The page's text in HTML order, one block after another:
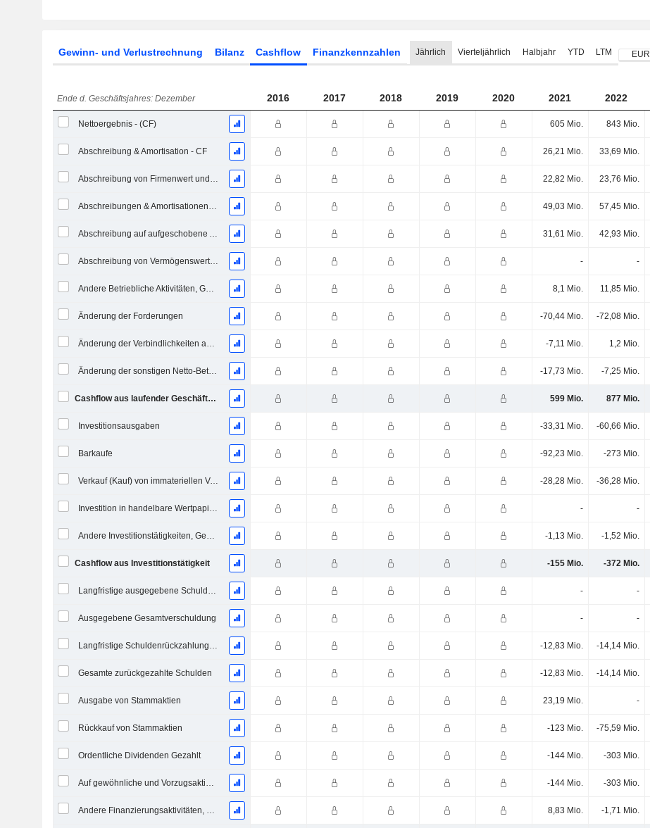
Gewinn- und Verlustrechnung Bilanz Cashflow Finanzkennzahlen Jährlich Vierteljährlich Halbjahr YTD LTM EUR
Ende d. Geschäftsjahres: Dezember 2016 2017 2018 2019 2020 2021 2022
Nettoergebnis - (CF) 605 Mio. 843 Mio.
Abschreibung & Amortisation - CF 26,21 Mio. 33,69 Mio.
Abschreibung von Firmenwert und immateriellen Vermögenswerten - (CF) - (Modellspezifisch) 22,82 Mio. 23,76 Mio.
Abschreibungen & Amortisationen, Gesamt - CF 49,03 Mio. 57,45 Mio.
Abschreibung auf aufgeschobene Aufwendungen, Gesamt - (CF) 31,61 Mio. 42,93 Mio.
Abschreibung von Vermögenswerten & Restrukturierungskosten - -
Andere Betriebliche Aktivitäten, Gesamt 8,1 Mio. 11,85 Mio.
Änderung der Forderungen -70,44 Mio. -72,08 Mio.
Änderung der Verbindlichkeiten aus Lieferungen und Leistungen -7,11 Mio. 1,2 Mio.
Änderung der sonstigen Netto-Betriebsvermögen -17,73 Mio. -7,25 Mio.
Cashflow aus laufender Geschäftstätigkeit 599 Mio. 877 Mio.
Investitionsausgaben -33,31 Mio. -60,66 Mio.
Barkaufe -92,23 Mio. -273 Mio.
Verkauf (Kauf) von immateriellen Vermögenswerten -28,28 Mio. -36,28 Mio.
Investition in handelbare Wertpapiere und Eigenkapitalinstrumente, Gesamt - -
Andere Investitionstätigkeiten, Gesamt -1,13 Mio. -1,52 Mio.
Cashflow aus Investitionstätigkeit -155 Mio. -372 Mio.
Langfristige ausgegebene Schulden, Gesamt - -
Ausgegebene Gesamtverschuldung - -
Langfristige Schuldenrückzahlung, Gesamt -12,83 Mio. -14,14 Mio.
Gesamte zurückgezahlte Schulden -12,83 Mio. -14,14 Mio.
Ausgabe von Stammaktien 23,19 Mio. -
Rückkauf von Stammaktien -123 Mio. -75,59 Mio.
Ordentliche Dividenden Gezahlt -144 Mio. -303 Mio.
Auf gewöhnliche und Vorzugsaktien gezahlte Dividenden -144 Mio. -303 Mio.
Andere Finanzierungsaktivitäten, Gesamt 8,83 Mio. -1,71 Mio.